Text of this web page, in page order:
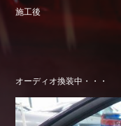
施工後
オーディオ換装中・・・